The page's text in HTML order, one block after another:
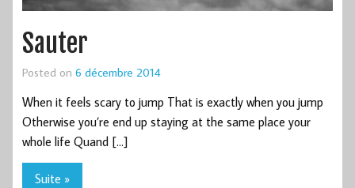
Sauter
Posted on 6 décembre 2014
When it feels scary to jump That is exactly when you jump
Otherwise you’re end up staying at the same place your
whole life Quand […]
Suite »